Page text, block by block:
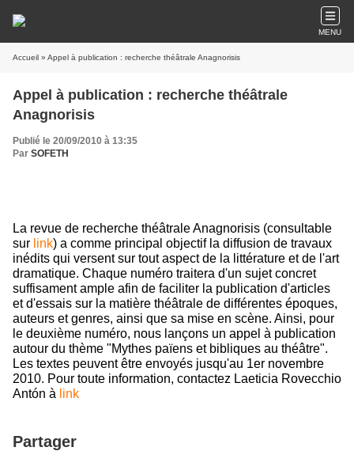
MENU
Accueil » Appel à publication : recherche théâtrale Anagnorisis
Appel à publication : recherche théâtrale
Anagnorisis
Publié le 20/09/2010 à 13:35
Par SOFETH
La revue de recherche théâtrale Anagnorisis (consultable
sur link) a comme principal objectif la diffusion de travaux
inédits qui versent sur tout aspect de la littérature et de l'art
dramatique. Chaque numéro traitera d'un sujet concret
suffisament ample afin de faciliter la publication d'articles
et d'essais sur la matière théâtrale de différentes époques,
auteurs et genres, ainsi que sa mise en scène. Ainsi, pour
le deuxième numéro, nous lançons un appel à publication
autour du thème "Mythes païens et bibliques au théâtre".
Les textes peuvent être envoyés jusqu'au 1er novembre
2010. Pour toute information, contactez Laeticia Rovecchio
Antón à link
Partager